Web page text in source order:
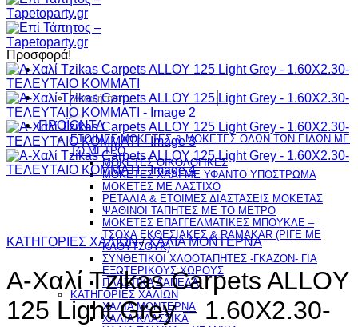
Αναζήτηση
για:
ΠΡΟΪΟΝΤΑ
ΕΤΟΙΜΕΣ ΜΟΚΕΤΕΣ & ΜΟΚΕΤΕΣ ΟΛΩΝ ΤΩΝ ΕΙΔΩΝ ME
TO ΜΕΤΡΟ
ΜΟΚΕΤΕΣ ΟΙΚΟΛΟΓΙΚΕΣ
ΜΟΚΕΤΕΣ ΧΑΛΙ ΜΕ ΥΦΑΝΤΟ ΥΠΟΣΤΡΩΜΑ
ΜΟΚΕΤΕΣ ΜΕ ΛΑΣΤΙΧΟ
ΡΕΤΑΛΙΑ & ΕΤΟΙΜΕΣ ΔΙΑΣΤΑΣΕΙΣ ΜΟΚΕΤΑΣ
ΨΑΘINΟΙ ΤΑΠΗΤΕΣ ΜΕ ΤΟ ΜΕΤΡΟ
ΜΟΚΕΤΕΣ ΕΠΑΓΓΕΛΜΑΤΙΚΕΣ ΜΠΟΥΚΛΕ –
ΤΣΟΧΑ ΕΚΘΕΣΙΑΚΕΣ & RAMAKAR (ΡΙΓΕ ΜΕ
ΚΑΟΥΤΣΟΥΚ)
ΣΥΝΘΕΤΙΚΟΙ ΧΛΟΟΤΑΠΗΤΕΣ -ΓΚΑΖΟΝ- ΓΙΑ
ΕΞΩΤΕΡΙΚΟΥΣ ΧΩΡΟΥΣ
ΠΛΑΣΤΙΚΑ ΔΑΠΕΔΑ
ΚΑΤΗΓΟΡΙΕΣ ΧΑΛΙΩΝ
ΧΑΛΙΑ ΜΟΝΤΕΡΝΑ
ΧΑΛΙΑ ΚΛΑΣΣΙΚΑ
Προσφορά!
ΚΑΤΗΓΟΡΙΕΣ ΧΑΛΙΩΝ / ΧΑΛΙΑ ΜΟΝΤΕΡΝΑ
A-Χαλί Tzikas Carpets ALLOY
125 Light Grey – 1.60X2.30-